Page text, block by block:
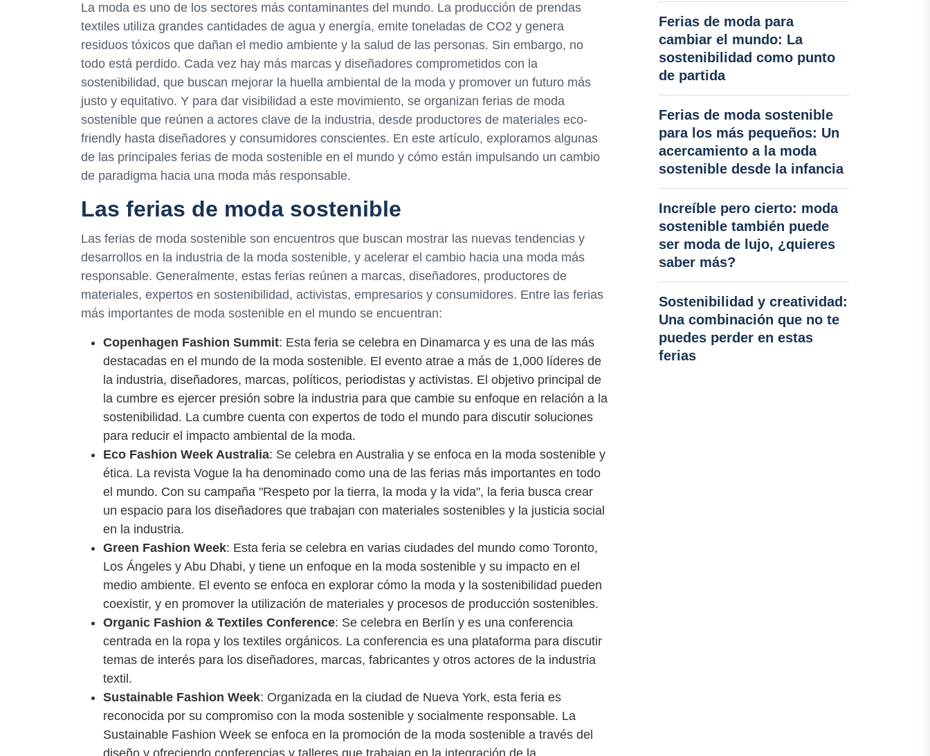
La moda es uno de los sectores más contaminantes del mundo. La producción de prendas
textiles utiliza grandes cantidades de agua y energía, emite toneladas de CO2 y genera
residuos tóxicos que dañan el medio ambiente y la salud de las personas. Sin embargo, no
todo está perdido. Cada vez hay más marcas y diseñadores comprometidos con la
sostenibilidad, que buscan mejorar la huella ambiental de la moda y promover un futuro más
justo y equitativo. Y para dar visibilidad a este movimiento, se organizan ferias de moda
sostenible que reúnen a actores clave de la industria, desde productores de materiales eco-
friendly hasta diseñadores y consumidores conscientes. En este artículo, exploramos algunas
de las principales ferias de moda sostenible en el mundo y cómo están impulsando un cambio
de paradigma hacia una moda más responsable.
Las ferias de moda sostenible
Las ferias de moda sostenible son encuentros que buscan mostrar las nuevas tendencias y
desarrollos en la industria de la moda sostenible, y acelerar el cambio hacia una moda más
responsable. Generalmente, estas ferias reúnen a marcas, diseñadores, productores de
materiales, expertos en sostenibilidad, activistas, empresarios y consumidores. Entre las ferias
más importantes de moda sostenible en el mundo se encuentran:
Copenhagen Fashion Summit: Esta feria se celebra en Dinamarca y es una de las más
destacadas en el mundo de la moda sostenible. El evento atrae a más de 1,000 líderes de
la industria, diseñadores, marcas, políticos, periodistas y activistas. El objetivo principal de
la cumbre es ejercer presión sobre la industria para que cambie su enfoque en relación a la
sostenibilidad. La cumbre cuenta con expertos de todo el mundo para discutir soluciones
para reducir el impacto ambiental de la moda.
Eco Fashion Week Australia: Se celebra en Australia y se enfoca en la moda sostenible y
ética. La revista Vogue la ha denominado como una de las ferias más importantes en todo
el mundo. Con su campaña "Respeto por la tierra, la moda y la vida", la feria busca crear
un espacio para los diseñadores que trabajan con materiales sostenibles y la justicia social
en la industria.
Green Fashion Week: Esta feria se celebra en varias ciudades del mundo como Toronto,
Los Ángeles y Abu Dhabi, y tiene un enfoque en la moda sostenible y su impacto en el
medio ambiente. El evento se enfoca en explorar cómo la moda y la sostenibilidad pueden
coexistir, y en promover la utilización de materiales y procesos de producción sostenibles.
Organic Fashion & Textiles Conference: Se celebra en Berlín y es una conferencia
centrada en la ropa y los textiles orgánicos. La conferencia es una plataforma para discutir
temas de interés para los diseñadores, marcas, fabricantes y otros actores de la industria
textil.
Sustainable Fashion Week: Organizada en la ciudad de Nueva York, esta feria es
reconocida por su compromiso con la moda sostenible y socialmente responsable. La
Sustainable Fashion Week se enfoca en la promoción de la moda sostenible a través del
Ferias de moda para
cambiar el mundo: La
sostenibilidad como punto
de partida
Ferias de moda sostenible
para los más pequeños: Un
acercamiento a la moda
sostenible desde la infancia
Increíble pero cierto: moda
sostenible también puede
ser moda de lujo, ¿quieres
saber más?
Sostenibilidad y creatividad:
Una combinación que no te
puedes perder en estas
ferias